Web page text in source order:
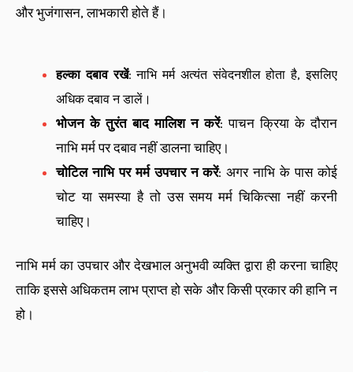
और भुजंगासन, लाभकारी होते हैं।
हल्का दबाव रखें: नाभि मर्म अत्यंत संवेदनशील होता है, इसलिए
अधिक दबाव न डालें।
भोजन के तुरंत बाद मालिश न करें: पाचन क्रिया के दौरान
नाभि मर्म पर दबाव नहीं डालना चाहिए।
चोटिल नाभि पर मर्म उपचार न करें: अगर नाभि के पास कोई
चोट या समस्या है तो उस समय मर्म चिकित्सा नहीं करनी
चाहिए।
नाभि मर्म का उपचार और देखभाल अनुभवी व्यक्ति द्वारा ही करना चाहिए
ताकि इससे अधिकतम लाभ प्राप्त हो सके और किसी प्रकार की हानि न
हो।